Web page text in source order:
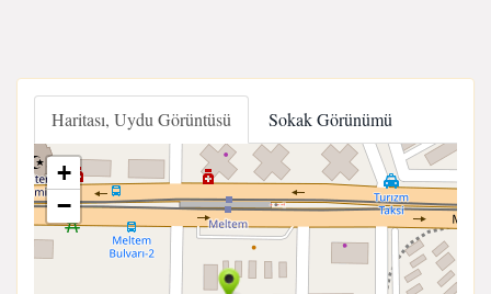
Haritası, Uydu Görüntüsü Sokak Görünümü
+
−